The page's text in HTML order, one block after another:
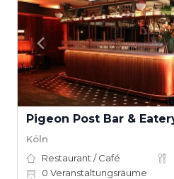
Köln
Restaurant / Café
0 Veranstaltungsräume